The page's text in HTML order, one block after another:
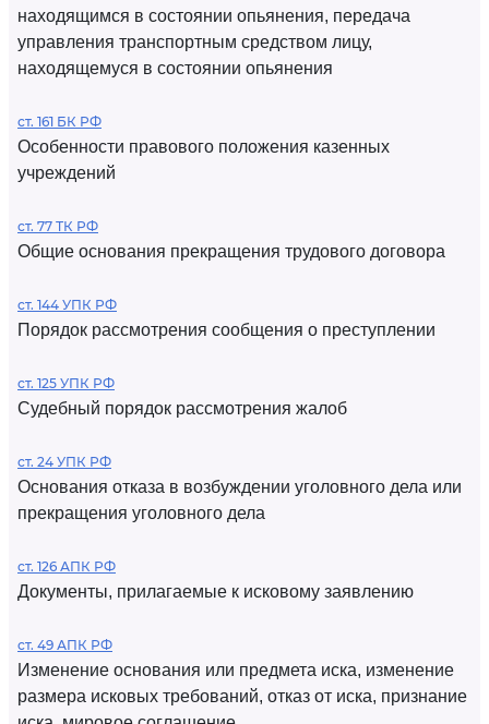
находящимся в состоянии опьянения, передача
управления транспортным средством лицу,
находящемуся в состоянии опьянения
ст. 161 БК РФ
Особенности правового положения казенных
учреждений
ст. 77 ТК РФ
Общие основания прекращения трудового договора
ст. 144 УПК РФ
Порядок рассмотрения сообщения о преступлении
ст. 125 УПК РФ
Судебный порядок рассмотрения жалоб
ст. 24 УПК РФ
Основания отказа в возбуждении уголовного дела или
прекращения уголовного дела
ст. 126 АПК РФ
Документы, прилагаемые к исковому заявлению
ст. 49 АПК РФ
Изменение основания или предмета иска, изменение
размера исковых требований, отказ от иска, признание